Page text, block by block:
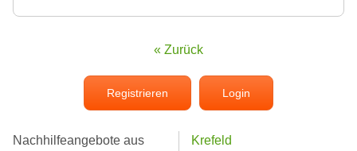
« Zurück
Registrieren Login
Nachhilfeangebote aus
Krefeld